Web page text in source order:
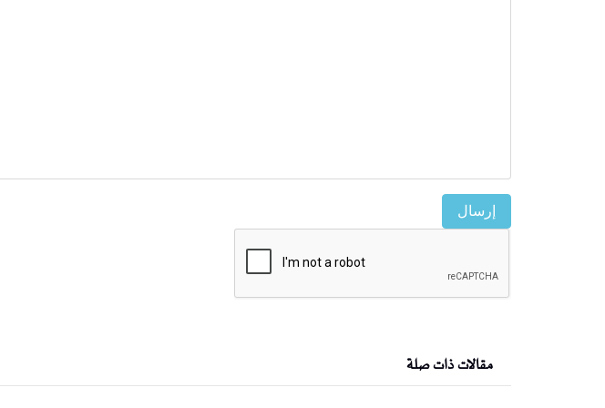
إرسال
مقالات ذات صلة